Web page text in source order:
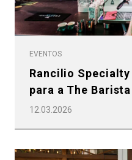
EVENTOS
Rancilio
para a The
12.03.2026